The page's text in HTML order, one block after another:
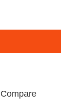
Compare